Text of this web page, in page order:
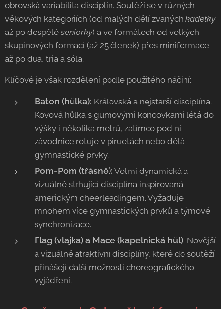
obrovská variabilita disciplín. Soutěží se v různých
věkových kategoriích (od malých dětí zvaných kadetky
až po dospělé seniorky) a ve formátech od velkých
skupinových formací (až 25 členek) přes miniformace
až po dua, tria a sóla.
Klíčové je však rozdělení podle použitého náčiní:
Baton (hůlka): Královská a nejstarší disciplína.
Kovová hůlka s gumovými koncovkami létá do
výšky i několika metrů, zatímco pod ní
závodnice rotuje v piruetách nebo dělá
gymnastické prvky.
Pom-Pom (třásně): Velmi dynamická a
vizuálně strhující disciplína inspirovaná
americkým cheerleadingem. Vyžaduje
mnohem více gymnastických prvků a týmové
synchronizace.
Flag (vlajka) a Mace (kapelnická hůl): Novější
a vizuálně atraktivní disciplíny, které do soutěží
přinášejí další možnosti choreografického
vyjádření.